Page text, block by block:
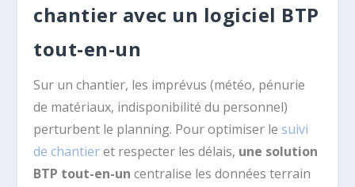
chantier avec un logiciel BTP
tout-en-un
Sur un chantier, les imprévus (météo, pénurie
de matériaux, indisponibilité du personnel)
perturbent le planning. Pour optimiser lesuivi
de chantieret respecter les délais, une solution
BTP tout-en-un centralise les données terrain